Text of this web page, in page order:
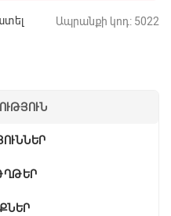
Ապրանքի կոդ: 5022